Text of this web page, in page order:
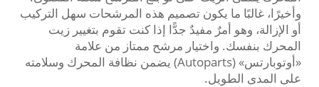
وأخيرًا، غالبًا ما يكون تصميم هذه المرشحات سهل التركيب
أو الإزالة، وهو أمرٌ مفيدٌ جدًّا إذا كنت تقوم بتغيير زيت
المحرك بنفسك. واختيار مرشح ممتاز من علامة
«أوتوبارتس» (Autoparts) يضمن نظافة المحرك وسلامته
على المدى الطويل.